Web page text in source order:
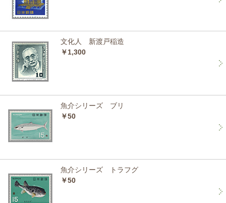
文化人 新渡戸稲造
￥1,300
魚介シリーズ ブリ
￥50
魚介シリーズ トラフグ
￥50